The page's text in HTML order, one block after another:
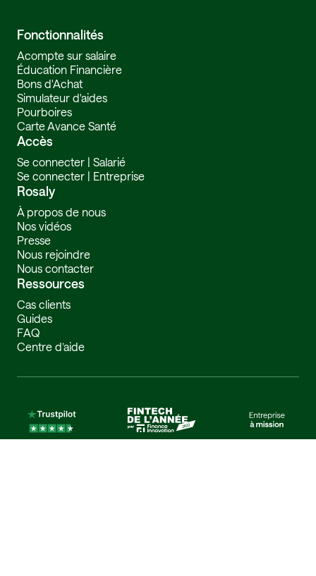
Fonctionnalités
Acompte sur salaire
Éducation Financière
Bons d'Achat
Simulateur d'aides
Pourboires
Carte Avance Santé
Accès
Se connecter | Salarié
Se connecter | Entreprise
Rosaly
À propos de nous
Nos vidéos
Presse
Nous rejoindre
Nous contacter
Ressources
Cas clients
Guides
FAQ
Centre d’aide